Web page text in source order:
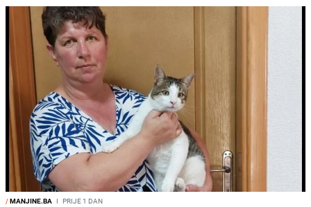
/MANJINE.BA I PRIJE 1 DAN